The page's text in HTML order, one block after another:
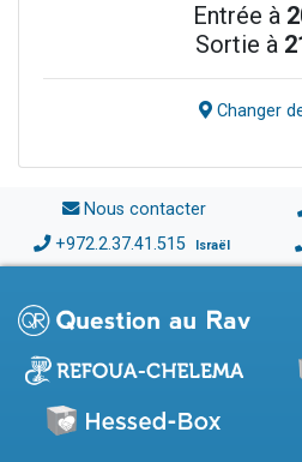
Entrée à
Sortie à
Changer
Nous contacter
+972.2.37.41.515 Israël